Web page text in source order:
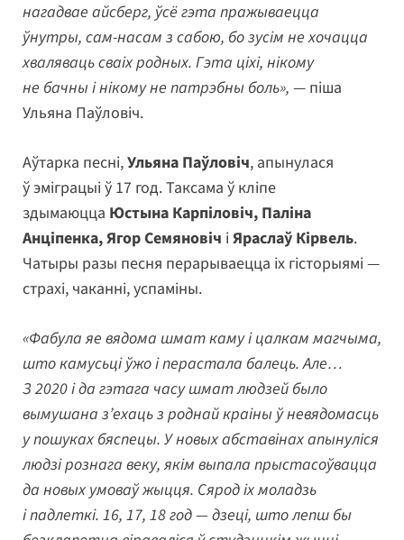
нагадвае айсберг, ўсё гэта пражываецца
ўнутры, сам-насам з сабою, бо зусім не хочацца
хваляваць сваіх родных. Гэта ціхі, нікому
не бачны і нікому не патрэбны боль», — піша
Ульяна Паўловіч.
Аўтарка песні,Ульяна Паўловіч, апынулася
ў эміграцыі ў 17 год. Таксама ў кліпе
здымаюцца Юстына Карпіловіч, Паліна
Анціпенка, Ягор Семяновіч іЯраслаў Кірвель.
Чатыры разы песня перарываецца іх гісторыямі —
страхі, чаканні, успаміны.
«Фабула яе вядома шмат каму і цалкам магчыма,
што камусьці ўжо і перастала балець. Але…
З 2020 і да гэтага часу шмат людзей было
вымушана з’ехаць з роднай краіны ў невядомасць
у пошуках бяспецы. У новых абставінах апынуліся
людзі рознага веку, якім выпала прыстасоўвацца
да новых умоваў жыцця. Сярод іх моладзь
і падлеткі. 16, 17, 18 год — дзеці, што лепш бы